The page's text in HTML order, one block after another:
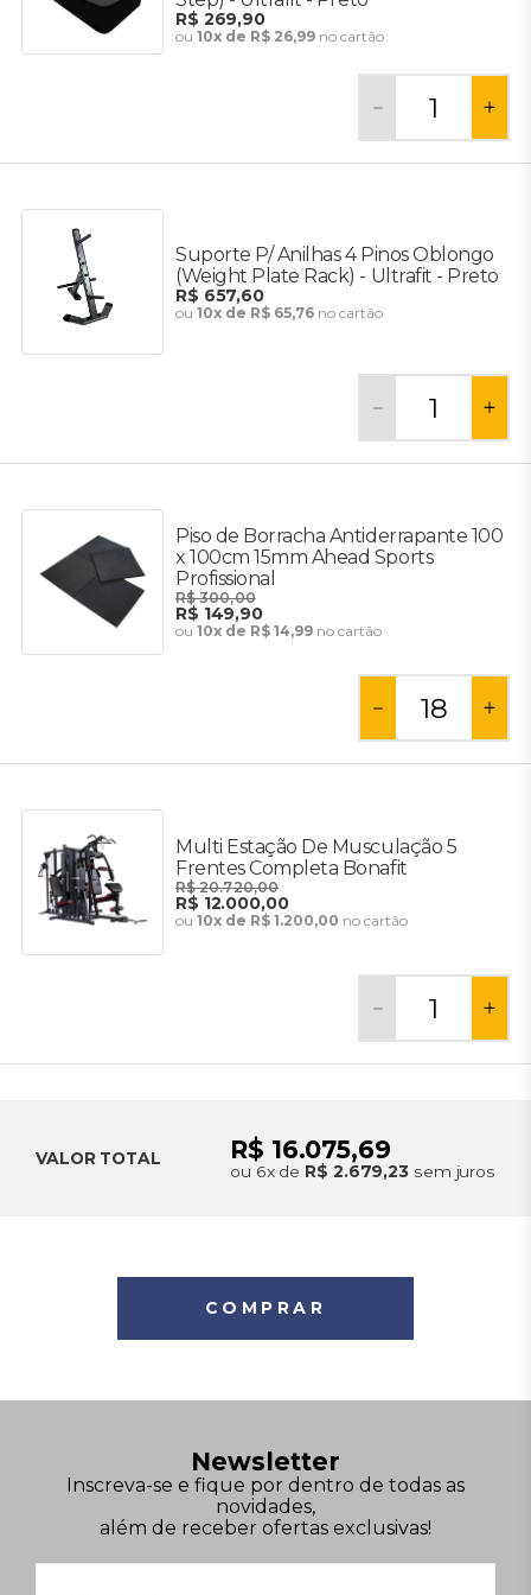
R$ 269,90
ou 10x de R$ 26,99 no cartão
Suporte P/ Anilhas 4 Pinos Oblongo
(Weight Plate Rack) - Ultrafit - Preto
R$ 657,60
ou 10x de R$ 65,76 no cartão
Piso de Borracha Antiderrapante 100
x 100cm 15mm Ahead Sports
Profissional
R$ 300,00
R$ 149,90
ou 10x de R$ 14,99 no cartão
Multi Estação De Musculação 5
Frentes Completa Bonafit
R$ 20.720,00
R$ 12.000,00
ou 10x de R$ 1.200,00 no cartão
VALOR TOTAL R$ 16.075,69
ou 6x de R$ 2.679,23 sem juros
COMPRAR
Newsletter
Inscreva-se e fique por dentro de todas as
novidades,
além de receber ofertas exclusivas!